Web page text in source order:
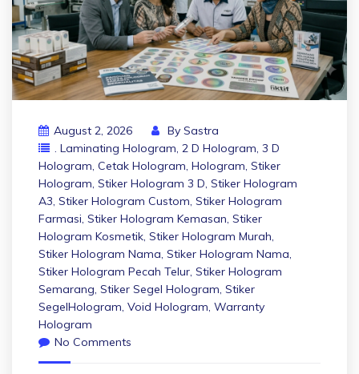
August 2, 2026 By Sastra
. Laminating Hologram, 2 D Hologram, 3 D
Hologram, Cetak Hologram, Hologram, Stiker
Hologram, Stiker Hologram 3 D, Stiker Hologram
A3, Stiker Hologram Custom, Stiker Hologram
Farmasi, Stiker Hologram Kemasan, Stiker
Hologram Kosmetik, Stiker Hologram Murah,
Stiker Hologram Nama, Stiker Hologram Nama,
Stiker Hologram Pecah Telur, Stiker Hologram
Semarang, Stiker Segel Hologram, Stiker
SegelHologram, Void Hologram, Warranty
Hologram
No Comments